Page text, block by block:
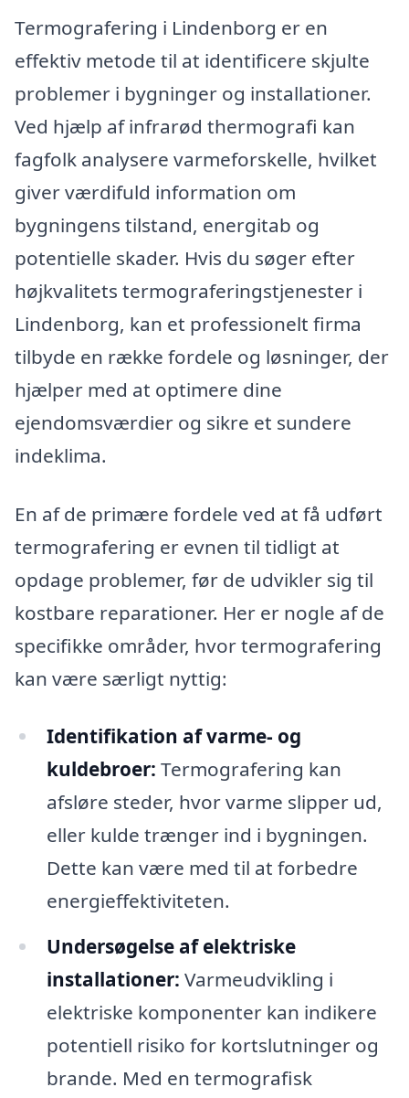
Termografering i Lindenborg er en
effektiv metode til at identificere skjulte
problemer i bygninger og installationer.
Ved hjælp af infrarød thermografi kan
fagfolk analysere varmeforskelle, hvilket
giver værdifuld information om
bygningens tilstand, energitab og
potentielle skader. Hvis du søger efter
højkvalitets termograferingstjenester i
Lindenborg, kan et professionelt firma
tilbyde en række fordele og løsninger, der
hjælper med at optimere dine
ejendomsværdier og sikre et sundere
indeklima.
En af de primære fordele ved at få udført
termografering er evnen til tidligt at
opdage problemer, før de udvikler sig til
kostbare reparationer. Her er nogle af de
specifikke områder, hvor termografering
kan være særligt nyttig:
Identifikation af varme- og
kuldebroer: Termografering kan
afsløre steder, hvor varme slipper ud,
eller kulde trænger ind i bygningen.
Dette kan være med til at forbedre
energieffektiviteten.
Undersøgelse af elektriske
installationer: Varmeudvikling i
elektriske komponenter kan indikere
potentiell risiko for kortslutninger og
brande. Med en termografisk